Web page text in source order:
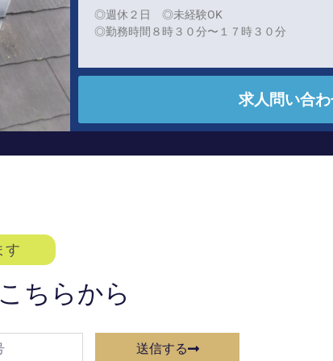
◎週休２日 ◎未経験OK
◎勤務時間８時３０分〜１７時３０分
求人問い合
す
ちらから
送信する